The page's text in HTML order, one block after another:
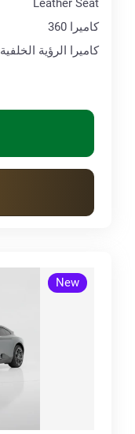
Leather Seat
كاميرا 360
كاميرا الرؤية الخلفية
New